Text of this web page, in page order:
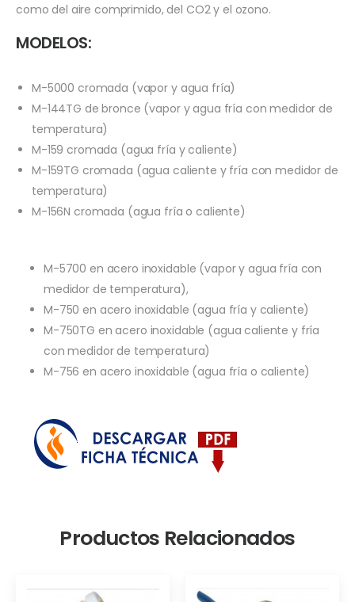
como del aire comprimido, del CO2 y el ozono.
MODELOS:
M-5000 cromada (vapor y agua fría)
M-144TG de bronce (vapor y agua fría con medidor de
temperatura)
M-159 cromada (agua fría y caliente)
M-159TG cromada (agua caliente y fría con medidor de
temperatura)
M-156N cromada (agua fría o caliente)
M-5700 en acero inoxidable (vapor y agua fría con
medidor de temperatura),
M-750 en acero inoxidable (agua fría y caliente)
M-750TG en acero inoxidable (agua caliente y fría
con medidor de temperatura)
M-756 en acero inoxidable (agua fría o caliente)
Productos Relacionados